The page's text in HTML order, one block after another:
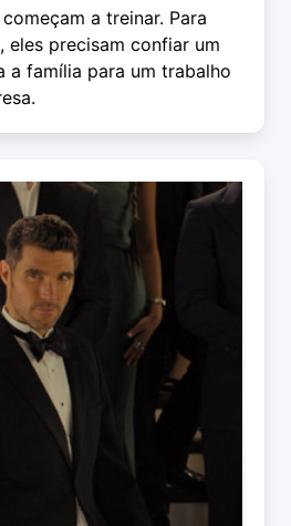
a treinar. Para
eles precisam confiar um
a família para um trabalho